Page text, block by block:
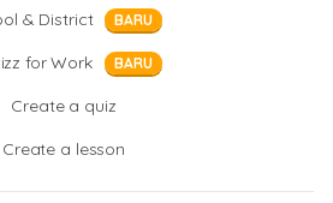
& District
BARU
for Work BARU
Create a quiz
Create a lesson